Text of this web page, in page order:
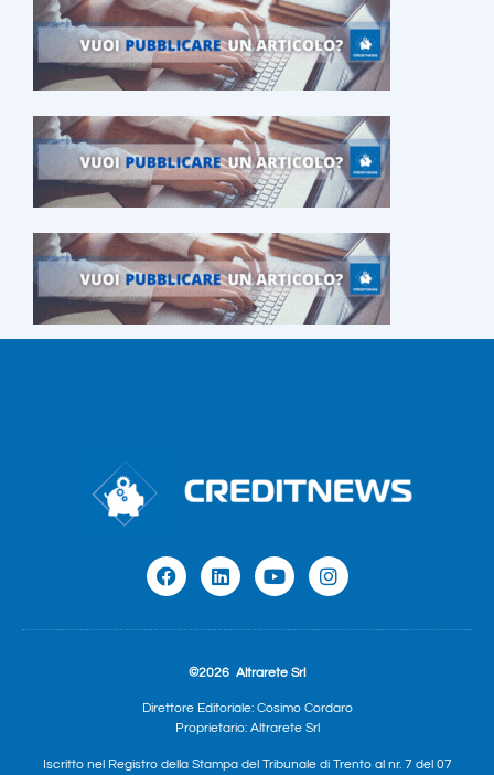
©2026 Altrarete Srl
Direttore Editoriale: Cosimo Cordaro
Proprietario: Altrarete Srl
Iscritto nel Registro della Stampa del Tribunale di Trento al nr. 7 del 07